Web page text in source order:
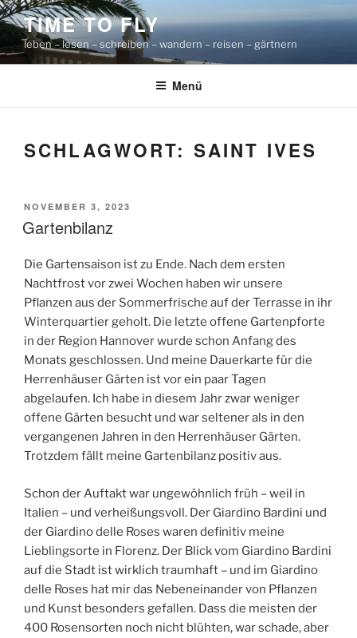
Zum
Inhalt
springen
TIME TO FLY
leben – lesen – schreiben – wandern – reisen – gärtnern
Menü
SCHLAGWORT: SAINT IVES
VERÖFFENTLICHT
AM
NOVEMBER 3, 2023
Gartenbilanz
Die Gartensaison ist zu Ende. Nach dem ersten
Nachtfrost vor zwei Wochen haben wir unsere
Pflanzen aus der Sommerfrische auf der Terrasse in ihr
Winterquartier geholt. Die letzte offene Gartenpforte
in der Region Hannover wurde schon Anfang des
Monats geschlossen. Und meine Dauerkarte für die
Herrenhäuser Gärten ist vor ein paar Tagen
abgelaufen. Ich habe in diesem Jahr zwar weniger
offene Gärten besucht und war seltener als in den
vergangenen Jahren in den Herrenhäuser Gärten.
Trotzdem fällt meine Gartenbilanz positiv aus.
Schon der Auftakt war ungewöhnlich früh – weil in
Italien – und verheißungsvoll. Der Giardino Bardini und
der Giardino delle Roses waren definitiv meine
Lieblingsorte in Florenz. Der Blick vom Giardino Bardini
auf die Stadt ist wirklich traumhaft – und im Giardino
delle Roses hat mir das Nebeneinander von Pflanzen
und Kunst besonders gefallen. Dass die meisten der
400 Rosensorten noch nicht blühten, war schade, aber